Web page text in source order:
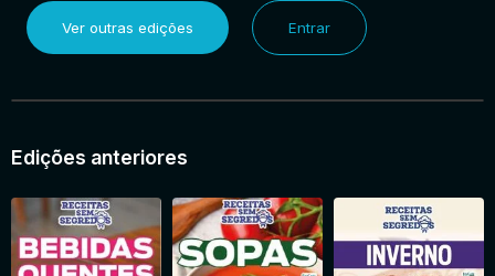
Ver outras edições Entrar
Edições anteriores